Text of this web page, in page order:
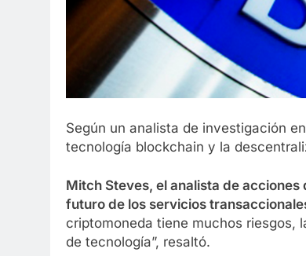
Según un analista de investigación
tecnología blockchain y la
Mitch Steves, el analista de
futuro de los servicios
criptomoneda tiene muchos riesgos,
de tecnología”, resaltó.